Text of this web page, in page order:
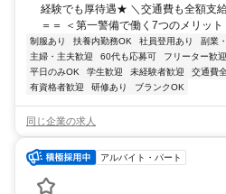
経験でも厚待遇★ ＼交通費も全額支
＝＝ ＜第一警備で働く7つのメリット
制服あり 扶養内勤務OK 社員登用あり 副業
主婦・主夫歓迎
60代も応募可 フリーター歓迎
平日のみOK
学生歓迎 未経験者歓迎 交通費
有資格者歓迎
研修あり ブランクOK
同じ企業の求人
アルバイト・パート